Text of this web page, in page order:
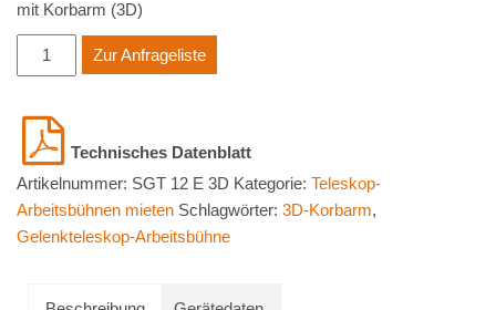
mit Korbarm (3D)
Selbstfahrende
Gelenkteleskop-
SGT
12
E
3D
Menge
Zur Anfrageliste
Artikelnummer: SGT 12 E 3D Kategorie: Teleskop-
Arbeitsbühnen mieten Schlagwörter: 3D-Korbarm,
Gelenkteleskop-Arbeitsbühne